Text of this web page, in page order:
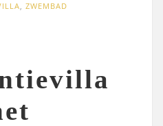
,ZWEMBAD